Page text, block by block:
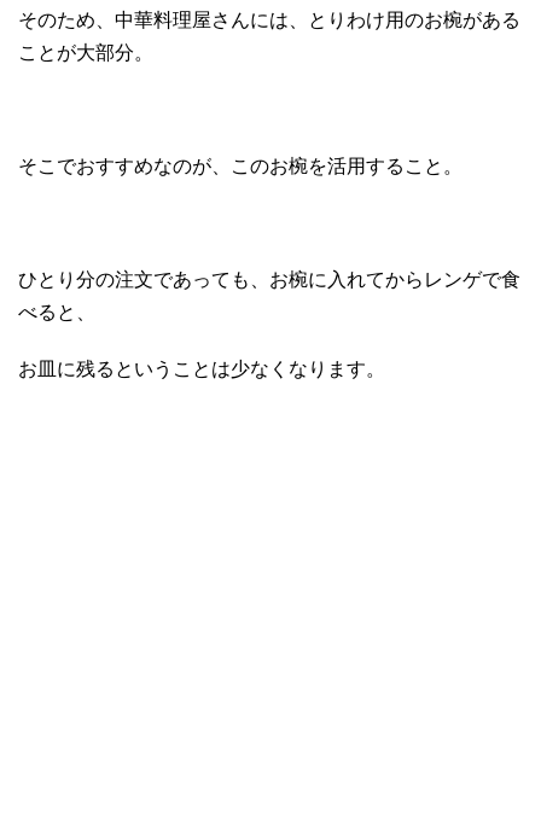
そのため、中華料理屋さんには、とりわけ用のお椀がある
ことが大部分。
そこでおすすめなのが、このお椀を活用すること。
ひとり分の注文であっても、お椀に入れてからレンゲで食
べると、
お皿に残るということは少なくなります。